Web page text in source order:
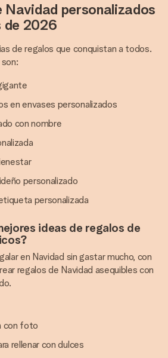
Navidad personalizados
de 2026
de regalos que conquistan a todos.
en envases personalizados
con nombre
personalizado
personalizada
ideas de regalos de
en Navidad sin gastar mucho, con
regalos de Navidad asequibles con
con foto
rellenar con dulces